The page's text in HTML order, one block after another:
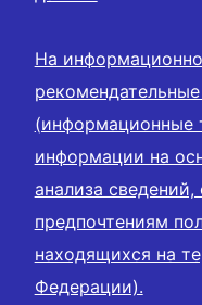
На
(информационные
информации на
анализа
предпочтениям
находящихся на
Федерации).